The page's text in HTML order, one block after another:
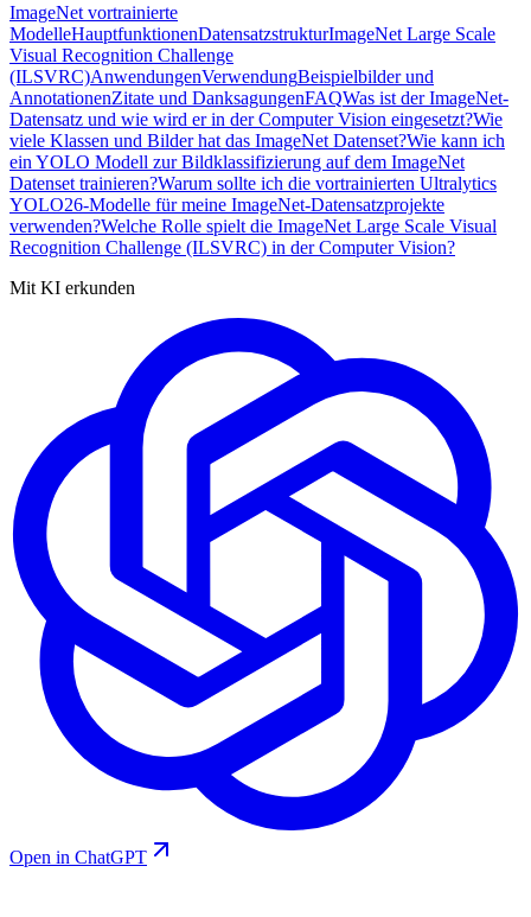
ImageNet vortrainierte
ModelleHauptfunktionenDatensatzstrukturImageNet Large Scale
Visual Recognition Challenge
(ILSVRC)AnwendungenVerwendungBeispielbilder und
AnnotationenZitate und DanksagungenFAQWas ist der ImageNet-
Datensatz und wie wird er in der Computer Vision eingesetzt?Wie
viele Klassen und Bilder hat das ImageNet Datenset?Wie kann ich
ein YOLO Modell zur Bildklassifizierung auf dem ImageNet
Datenset trainieren?Warum sollte ich die vortrainierten Ultralytics
YOLO26-Modelle für meine ImageNet-Datensatzprojekte
verwenden?Welche Rolle spielt die ImageNet Large Scale Visual
Recognition Challenge (ILSVRC) in der Computer Vision?
Mit KI erkunden
Open in ChatGPT